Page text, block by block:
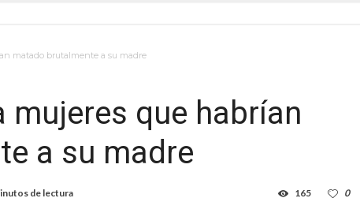
matado brutalmente a su madre
mujeres que habrían
a su madre
de lectura 0
165